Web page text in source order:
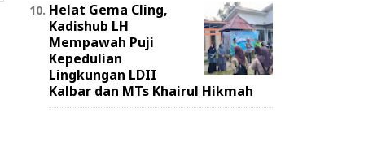
Helat Gema Cling,
Kadishub LH
Mempawah Puji
Kepedulian
Lingkungan LDII
Kalbar dan MTs Khairul Hikmah